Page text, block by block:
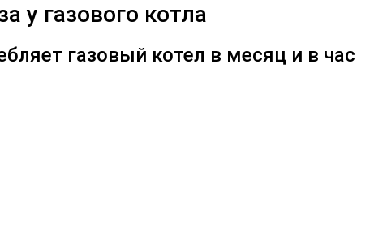
у газового котла
газовый котел в месяц и в час